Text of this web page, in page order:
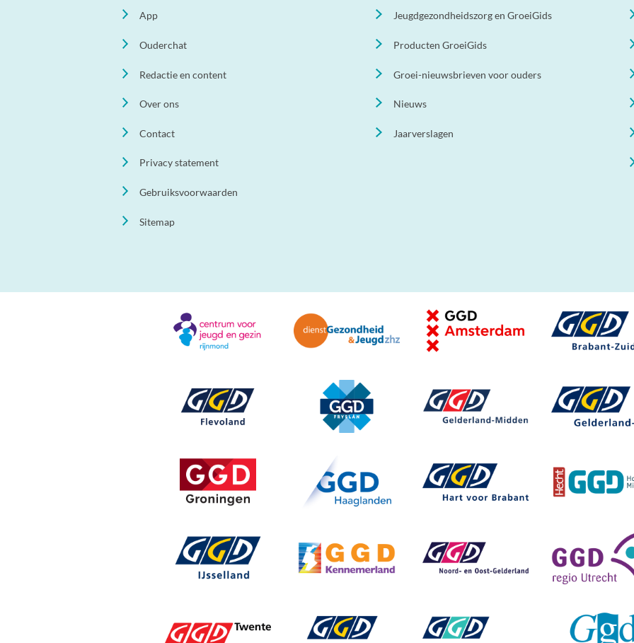
App
Ouderchat
Redactie en content
Over ons
Contact
Privacy statement
Gebruiksvoorwaarden
Sitemap
Jeugdgezondheidszorg en GroeiGids
Producten GroeiGids
Groei-nieuwsbrieven voor ouders
Nieuws
Jaarverslagen